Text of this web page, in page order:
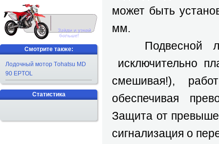
может быть
мм.
Подвесной
исключительно
смешивая!),
обеспечивая
Защита от
сигнализация о
Смотрите также:
Лодочный мотор Тohatsu MD
90 EPTOL
Статистика